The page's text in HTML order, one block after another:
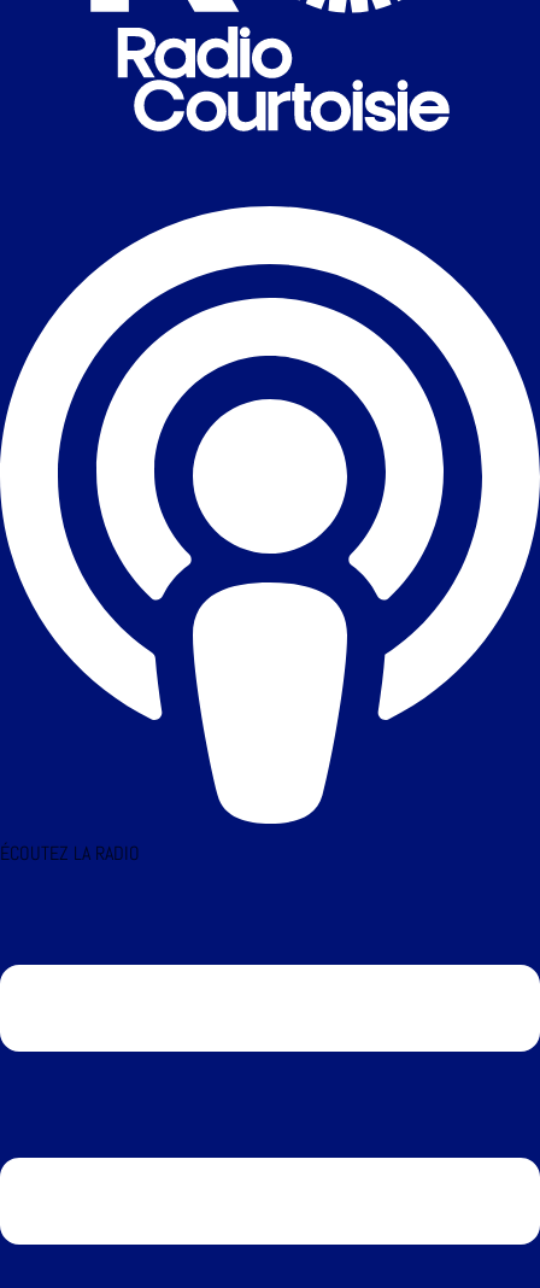
ÉCOUTEZ LA RADIO